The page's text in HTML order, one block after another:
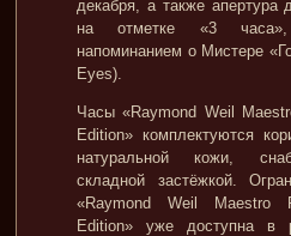
декабря, а также апертура
на отметке «3 часа»,
напоминанием о Мистере
Eyes).
Часы «Raymond Weil
Edition» комплектуются
натуральной кожи,
складной застёжкой.
«Raymond Weil Maestro
Edition» уже доступна в